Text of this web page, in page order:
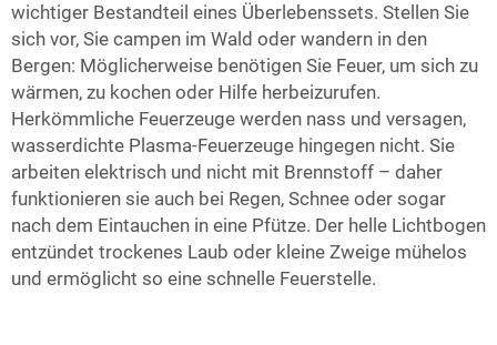
wichtiger Bestandteil eines Überlebenssets. Stellen Sie
sich vor, Sie campen im Wald oder wandern in den
Bergen: Möglicherweise benötigen Sie Feuer, um sich zu
wärmen, zu kochen oder Hilfe herbeizurufen.
Herkömmliche Feuerzeuge werden nass und versagen,
wasserdichte Plasma-Feuerzeuge hingegen nicht. Sie
arbeiten elektrisch und nicht mit Brennstoff – daher
funktionieren sie auch bei Regen, Schnee oder sogar
nach dem Eintauchen in eine Pfütze. Der helle Lichtbogen
entzündet trockenes Laub oder kleine Zweige mühelos
und ermöglicht so eine schnelle Feuerstelle.